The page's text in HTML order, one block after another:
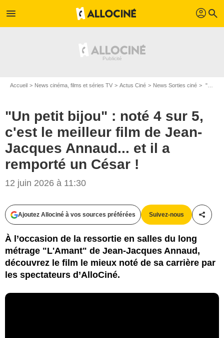
menu profil search
Accueil News cinéma, films et séries TV Actus Ciné News Sorties ciné "Un petit bijou" : noté 4 sur 5, c'est le meilleur film de Jean-Jacques Annaud... et il a remporté un César !
"Un petit bijou" : noté 4 sur 5,
c'est le meilleur film de Jean-
Jacques Annaud... et il a
remporté un César !
12 juin 2026 à 11:30
Ajoutez Allociné à vos sources préférées Suivez-nous
À l’occasion de la ressortie en salles du long
métrage "L'Amant" de Jean-Jacques Annaud,
découvrez le film le mieux noté de sa carrière par
les spectateurs d’AlloCiné.